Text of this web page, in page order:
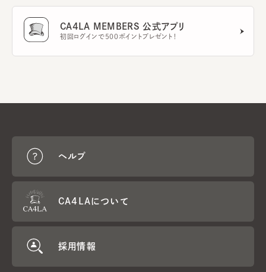
CA4LA MEMBERS 公式アプリ
初回ログインで500ポイントプレゼント！
ヘルプ
CA4LAについて
採用情報